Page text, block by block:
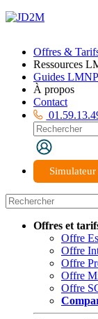
Offres &
Ressources
Guides LMNP
À propos
Contact
Offres et
Offre
Offre
Offre
Offre
Offre